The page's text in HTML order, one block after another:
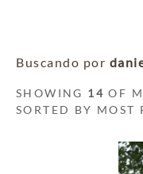
Buscando por
SHOWING 14 OF
SORTED BY MOST